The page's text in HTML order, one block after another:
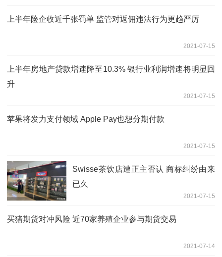
上半年险企收近千张罚单 监管对返佣违法行为更趋严厉
2021-07-15
上半年房地产贷款增速降至10.3% 银行业利润增速将明显回
升
2021-07-15
苹果将发力支付领域 Apple Pay也想分期付款
2021-07-15
Swisse茶饮店遭正主否认 商标纠纷由来
已久
2021-07-15
买猪期货对冲风险 近70家养殖企业参与期货交易
2021-07-14